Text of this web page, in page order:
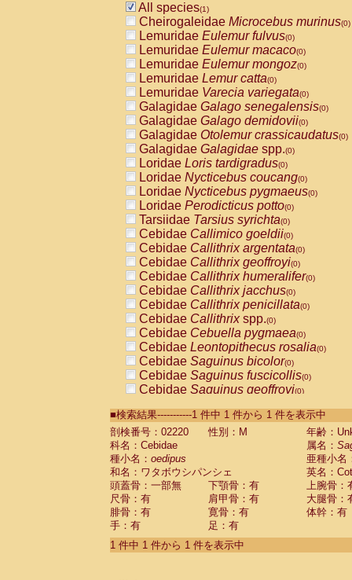
All species(1)
Cheirogaleidae Microcebus murinus(0)
Lemuridae Eulemur fulvus(0)
Lemuridae Eulemur macaco(0)
Lemuridae Eulemur mongoz(0)
Lemuridae Lemur catta(0)
Lemuridae Varecia variegata(0)
Galagidae Galago senegalensis(0)
Galagidae Galago demidovii(0)
Galagidae Otolemur crassicaudatus(0)
Galagidae Galagidae spp.(0)
Loridae Loris tardigradus(0)
Loridae Nycticebus coucang(0)
Loridae Nycticebus pygmaeus(0)
Loridae Perodicticus potto(0)
Tarsiidae Tarsius syrichta(0)
Cebidae Callimico goeldii(0)
Cebidae Callithrix argentata(0)
Cebidae Callithrix geoffroyi(0)
Cebidae Callithrix humeralifer(0)
Cebidae Callithrix jacchus(0)
Cebidae Callithrix penicillata(0)
Cebidae Callithrixspp.(0)
Cebidae Cebuella pygmaea(0)
Cebidae Leontopithecus rosalia(0)
Cebidae Saguinus bicolor(0)
Cebidae Saguinus fuscicollis(0)
Cebidae Saguinus geoffroyi(0)
CebidaeSaguinus labiatus(0)
Cebidae Saguinus leucopus (0)
Cebidae
Cebidae
CebidaeSaguinus nigricollis (0)
Cebidae Saguinus oedipus
Cebidae Saguinus weddelli
Cebidae Saguinusspp.
Cebidae Aotus trivirgatus
Cebidae Cebus albifrons
■検索結果-----------1 件中 1 件から 1 件を表示中
剖検番号：02220
性別：M
年齢：
科名：Cebidae
属名：
種小名： oedipus
亜種小名
和名：ワタボウシパンシェ
英名：
頭蓋骨：一部無
下顎骨：有
上腕骨：
尺骨：有
肩甲骨：有
大腿骨：
腓骨：有
寛骨：有
体幹：有
手：有
足：有
1 件中 1 件から 1 件を表示中